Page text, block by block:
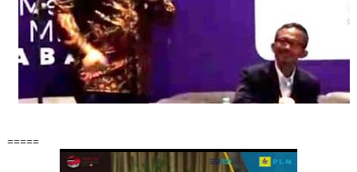
=====